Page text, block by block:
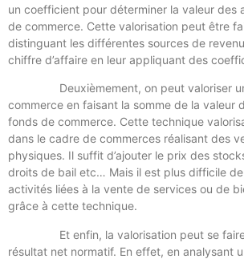
un coefficient pour déterminer la valeur des
de commerce. Cette valorisation peut être
distinguant les différentes sources de
chiffre d’affaire en leur appliquant des
Deuxièmement, on peut valoriser un
commerce en faisant la somme de la valeur
fonds de commerce. Cette technique
dans le cadre de commerces réalisant des
physiques. Il suffit d’ajouter le prix des
droits de bail etc… Mais il est plus difficile
activités liées à la vente de services ou de
grâce à cette technique.
Et enfin, la valorisation peut se faire
résultat net normatif. En effet, en analysant